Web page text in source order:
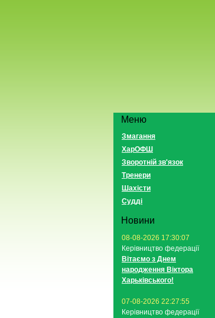
Меню
Змагання
ХарОФШ
Зворотній зв'язок
Тренери
Шахісти
Судді
Новини
08-08-2026 17:30:07
Керівництво федерації
Вітаємо з Днем
народження Віктора
Харьківського!
07-08-2026 22:27:55
Керівництво федерації